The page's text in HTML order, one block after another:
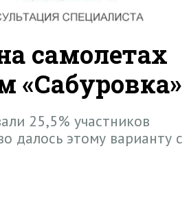
самолетах
«Сабуровка»
25,5% участников
далось этому варианту с